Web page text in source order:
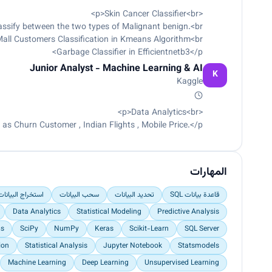
anomalies within datasets.
fine-tuning machine learning algorithms to solve
clustering, and deep learning techniques.
various metrics, cross-validation techniques, and
ensuring models generalize well to new data.
insights for stakeholders, communicating
through reports, dashboards, or presentations.
including data engineers, software developers, and
regulations, ethical guidelines, and maintaining
transparency in AI decision-making processes.
latest AI and data analysis techniques, tools, and
to evolving technologies and best practices.
innovative AI-driven solutions, and applying
<p>Skin Cancer Classifier<br>
between the two types of Malignant benign.<br>
Customers Classification in Kmeans Algorithm<br>
Garbage Classifier in Efficientnetb3</p>
K
Junior Analyst - Machine Learning & AI
Kaggle
<p>Data Analytics<br>
Churn Customer , Indian Flights , Mobile Price.</p>
المهارات
قاعدة بيانات SQL تحديد البيانات سحب البيانات استخراج
Predictive Analysis
Statistical Modeling
Data Analytics
SQL Server
Scikit-Learn
Keras
NumPy
SciPy
Statsmodels
Jupyter Notebook
Statistical Analysis
Unsupervised Learning
Deep Learning
Machine Learning